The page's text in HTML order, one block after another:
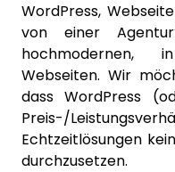
WordPress,
von einer
hochmodernen,
Webseiten. Wir
dass WordPress
Preis-/
Echtzeitlösungen
durchzusetzen.